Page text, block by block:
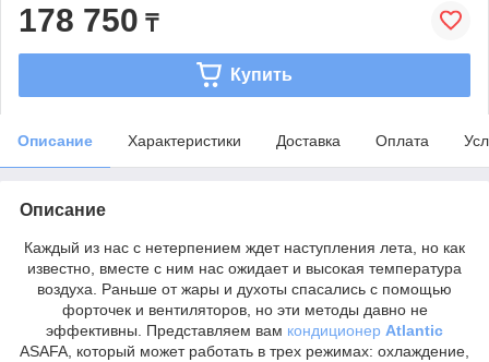
178 750 ₸
Купить
Описание Характеристики Доставка Оплата
Описание
Каждый из нас с нетерпением ждет наступления лета, но как
известно, вместе с ним нас ожидает и высокая температура
воздуха. Раньше от жары и духоты спасались с помощью
форточек и вентиляторов, но эти методы давно не
эффективны. Представляем вам кондиционер Atlantic
ASAFA, который может работать в трех режимах: охлаждение,